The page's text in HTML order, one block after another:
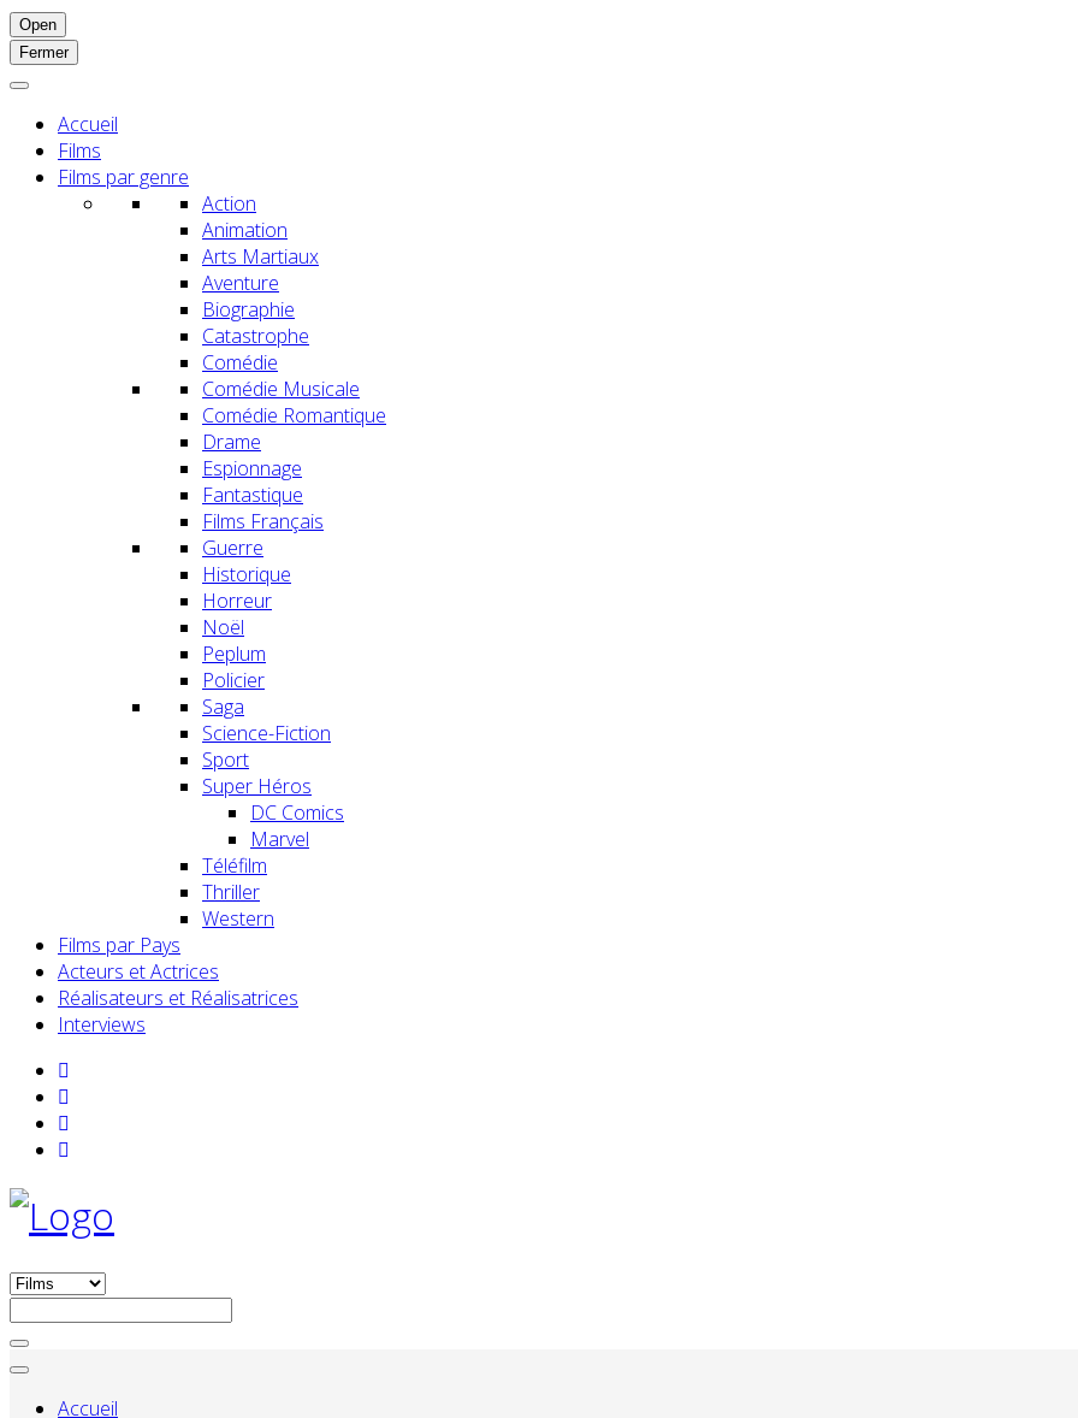
Open
Fermer
Accueil
Films
Films par genre
Action
Animation
Arts Martiaux
Aventure
Biographie
Catastrophe
Comédie
Comédie Musicale
Comédie Romantique
Drame
Espionnage
Fantastique
Films Français
Guerre
Historique
Horreur
Noël
Peplum
Policier
Saga
Science-Fiction
Sport
Super Héros
DC Comics
Marvel
Téléfilm
Thriller
Western
Films par Pays
Acteurs et Actrices
Réalisateurs et Réalisatrices
Interviews
Accueil